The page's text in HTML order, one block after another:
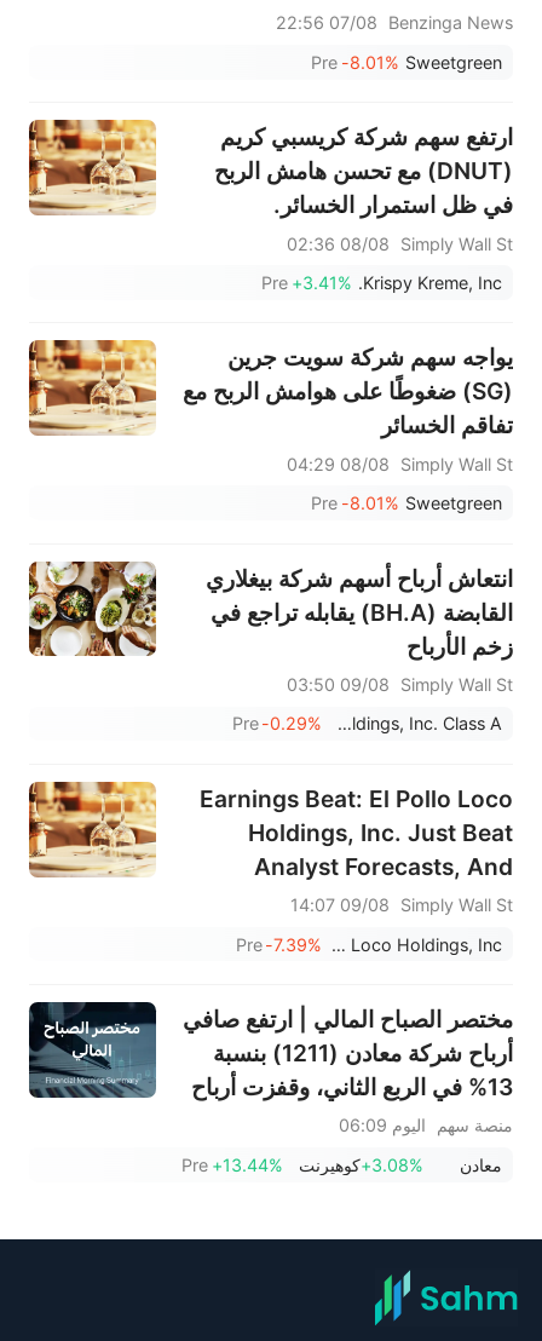
Benzinga News
07/08 22:56
Sweetgreen
-8.01%
Pre
ارتفع سهم شركة كريسبي كريم
(DNUT) مع تحسن هامش الربح
في ظل استمرار الخسائر.
Simply Wall St
08/08 02:36
Krispy Kreme, Inc.
+3.41%
Pre
يواجه سهم شركة سويت جرين
(SG) ضغوطًا على هوامش الربح مع
تفاقم الخسائر
Simply Wall St
08/08 04:29
Sweetgreen
-8.01%
Pre
انتعاش أرباح أسهم شركة بيغلاري
القابضة (BH.A) يقابله تراجع في
زخم الأرباح
Simply Wall St
09/08 03:50
Biglari Holdings, Inc. Class A
-0.29%
Pre
Earnings Beat: El Pollo Loco
Holdings, Inc. Just Beat
Analyst Forecasts, And
Analysts Have Been Updating
Their Models
Simply Wall St
09/08 14:07
El Pollo Loco Holdings, Inc.
-7.39%
Pre
مختصر الصباح المالي | ارتفع صافي
أرباح شركة معادن (1211) بنسبة
13% في الربع الثاني، وقفزت أرباح
ووقعت شركة طيران ناس (4264)
جديداً
منصة سهم
اليوم 06:09
معادن
+3.08%كوهيرنت +13.44%
Pre